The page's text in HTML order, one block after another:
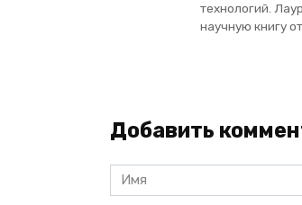
технологий.
научную книгу
Добавить
Имя
*